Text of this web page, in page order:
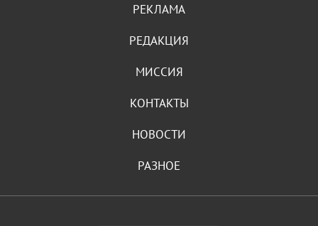
РЕКЛАМА
РЕДАКЦИЯ
МИССИЯ
КОНТАКТЫ
НОВОСТИ
РАЗНОЕ